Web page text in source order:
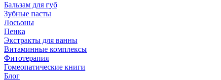
Бальзам для губ
Зубные пасты
Лосьоны
Пенка
Экстракты для ванны
Витаминные комплексы
Фитотерапия
Гомеопатические книги
Блог